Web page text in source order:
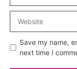
Save my name,
next time I